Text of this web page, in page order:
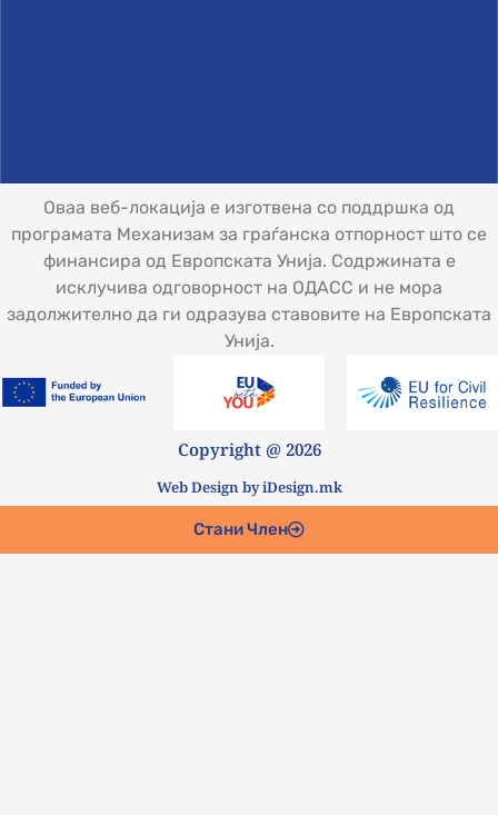
Оваа веб-локација е изготвена со поддршка од
програмата Механизам за граѓанска отпорност што се
финансира од Европската Унија. Содржината е
исклучива одговорност на ОДАСС и не мора
задолжително да ги одразува ставовите на Европската
Унија.
Copyright @ 2026
Web Design by iDesign.mk
Стани Член